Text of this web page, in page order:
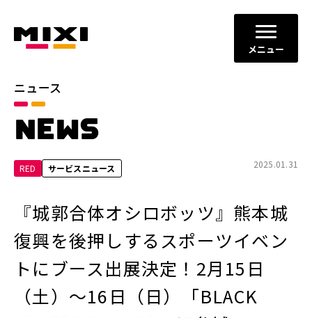
メニュー
ニュース
NEWS
RED サービスニュース 2025.01.31
『城郭合体オシロボッツ』熊本城
復興を後押しするスポーツイベン
トにブース出展決定！2月15日
（土）～16日（日）「BLACK
カテゴリ
お知らせ
2026年 2025年